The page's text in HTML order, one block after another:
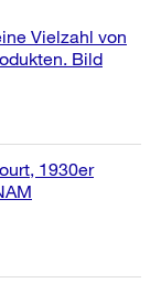
Vielzahl von
Bild
1930er